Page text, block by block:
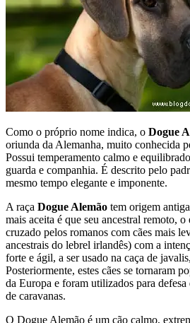
Como o próprio nome indica, o Dogue
oriunda da Alemanha, muito conhecida
Possui temperamento calmo e
guarda e companhia. É descrito pelo
mesmo tempo elegante e imponente.
A raça Dogue Alemão tem origem
mais aceita é que seu ancestral remoto,
cruzado pelos romanos com cães mais
ancestrais do lebrel irlandês) com a
forte e ágil, a ser usado na caça de
Posteriormente, estes cães se tornaram
da Europa e foram utilizados para defesa
de caravanas.
O Dogue Alemão é um cão calmo,